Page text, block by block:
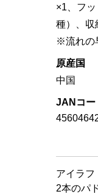
×1、フ
種）、収
※流れの
原産国
中国
JANコー
アイラフ
2本のパ